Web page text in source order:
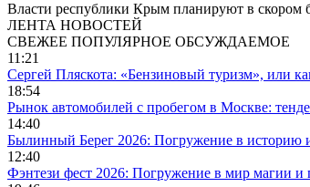
Власти республики Крым планируют в скором
ЛЕНТА НОВОСТЕЙ
СВЕЖЕЕ ПОПУЛЯРНОЕ ОБСУЖДАЕМОЕ
11:21
Сергей Пляскота: «Бензиновый туризм», или
18:54
Рынок автомобилей с пробегом в Москве:
14:40
Былинный Берег 2026: Погружение в историю
12:40
Фэнтези фест 2026: Погружение в мир магии и